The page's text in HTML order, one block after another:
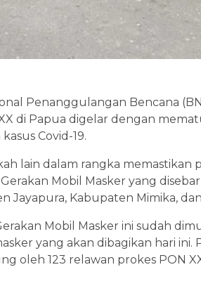
Penanggulangan Bencana
di Papua digelar dengan
Covid-19.
lain dalam rangka memastikan
Mobil Masker yang
Jayapura, Kabupaten Mimika,
Mobil Masker ini sudah
yang akan dibagikan hari ini.
oleh 123 relawan prokes PON